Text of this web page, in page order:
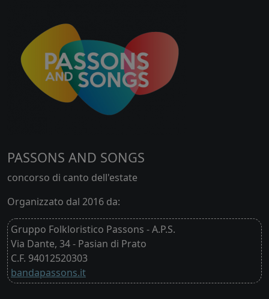
PASSONS AND SONGS
concorso di canto dell'estate
Organizzato dal 2016 da:
Gruppo Folkloristico Passons - A.P.S.
Via Dante, 34 - Pasian di Prato
C.F. 94012520303
bandapassons.it